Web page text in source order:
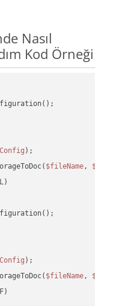
Nasıl
Kod Örneği
$fileName,
$fileName,